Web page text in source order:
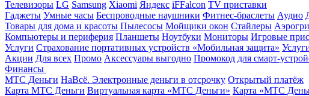
Телевизоры LG Samsung Xiaomi Яндекс iFFalcon TV приставки
Гаджеты Умные часы Беспроводные наушники Фитнес-браслеты Аудио
Товары для дома и красоты Пылесосы Мойщики окон Стайлеры
Компьютеры и периферия Планшеты Ноутбуки Мониторы Игровые
Услуги Страхование портативных устройств «Мобильная защита»
Акции Для всех Промо Аксессуары выгодно Промокод для смарт-
Финансы
МТС Деньги НаВсё. Электронные деньги в отсрочку Открытый платёж
Карта МТС Деньги Виртуальная карта «МТС Деньги» Карта «МТС